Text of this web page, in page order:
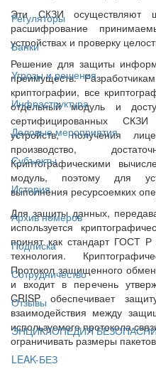
Регуляторы
Банки
Угрозы и решения
Инфраструктура
Деловые мероприятия
Субъекты
История
Архив номеров
Подписка
Сотрудничество
Отзывы
ЭНЦИКЛОПЕДИЯ
LEAK-БЕЗ
Эти СКЗИ осуществляют
расшифрование
устройствах и проверку
Решение для защиты
преимуществ.
криптографии, все
отдельный модуль и
сертифицированных
устройств, получения
производство,
Криптографическими
модуль, поэтому для
выполнения ресурсоемких
Для защиты данных,
используется
принят как стандарт ГОСТ
технология.
Протокол защищенного
и входит в перечень
CRISP обеспечивает
взаимодействия между
используемого протокола
ограничивать размеры